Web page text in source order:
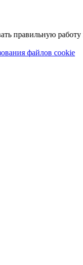
правильную работу
файлов cookie